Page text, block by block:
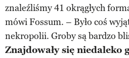
znaleźliśmy 41 okrągłych
mówi Fossum. – Było coś
nekropolii. Groby są bardzo
Znajdowały się niedaleko